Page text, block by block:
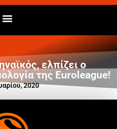
ελπίζει ο
της Euroleague!
2020